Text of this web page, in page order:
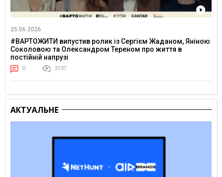
25.06.2026
#ВАРТОЖИТИ випустив ролик із Сергієм Жаданом, Яніною
Соколовою та Олександром Тереном про життя в
постійній напрузі
0 3137
АКТУАЛЬНЕ